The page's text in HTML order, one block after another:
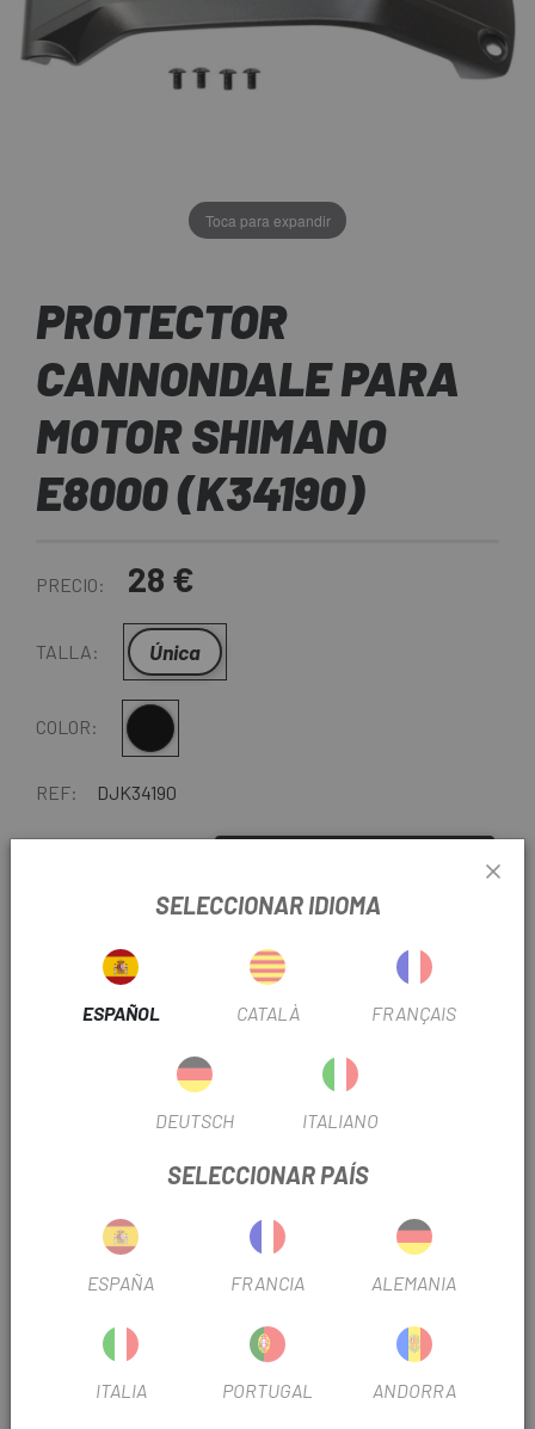
Toca para expandir
PROTECTOR
CANNONDALE PARA
MOTOR SHIMANO
E8000 (K34190)
PRECIO: 28 €
TALLA: Única
COLOR: Negro
REF: DJK34190
Excepto últimas unidades o productos en liquidación.
método de envío.
Últimas unidades en stock
Todos los recambios y componentes que necesites para
tu bicicleta Cannondale los tienes en
Escapa.El
SELECCIONAR IDIOMA
ESPAÑOL CATALÀ FRANÇAIS
DEUTSCH ITALIANO
SELECCIONAR PAÍS
ESPAÑA FRANCIA ALEMANIA
ITALIA PORTUGAL ANDORRA